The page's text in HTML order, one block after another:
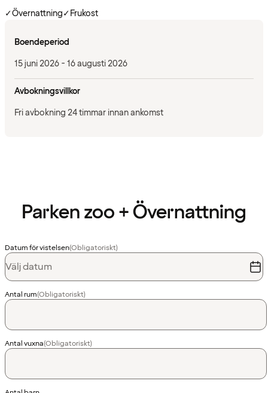
✓Övernattning✓Frukost
Boendeperiod
15 juni 2026 - 16 augusti 2026
Avbokningsvillkor
Fri avbokning 24 timmar innan ankomst
Parken zoo + Övernattning
Datum för vistelsen(Obligatoriskt)
Välj datum
Antal rum(Obligatoriskt)
Antal vuxna(Obligatoriskt)